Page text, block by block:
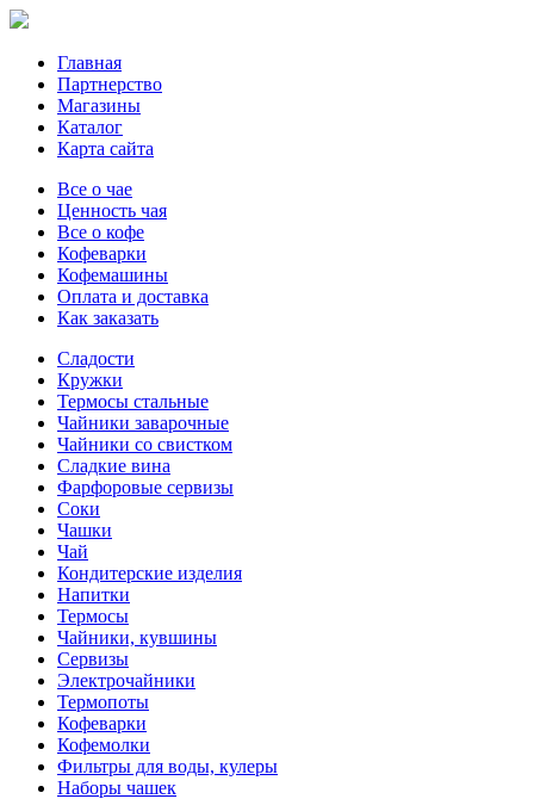
Главная
Партнерство
Магазины
Каталог
Карта сайта
Все о чае
Ценность чая
Все о кофе
Кофеварки
Кофемашины
Оплата и доставка
Как заказать
Сладости
Кружки
Термосы стальные
Чайники заварочные
Чайники со свистком
Сладкие вина
Фарфоровые сервизы
Соки
Чашки
Чай
Кондитерские изделия
Напитки
Термосы
Чайники, кувшины
Сервизы
Электрочайники
Термопоты
Кофеварки
Кофемолки
Фильтры для воды, кулеры
Наборы чашек